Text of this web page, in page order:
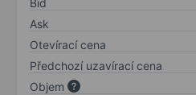
Bid
Ask
Otevírací cena
Předchozí uzavírací cena
Objem